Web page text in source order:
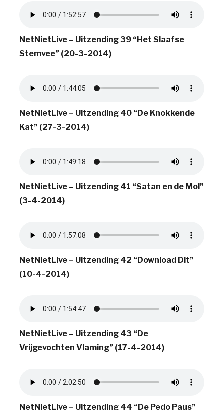
NetNietLive – Uitzending 39 “Het Slaafse
Stemvee” (20-3-2014)
NetNietLive – Uitzending 40 “De Knokkende
Kat” (27-3-2014)
NetNietLive – Uitzending 41 “Satan en de Mol”
(3-4-2014)
NetNietLive – Uitzending 42 “Download Dit”
(10-4-2014)
NetNietLive – Uitzending 43 “De
Vrijgevochten Vlaming” (17-4-2014)
NetNietLive – Uitzending 44 “De Pedo Paus”